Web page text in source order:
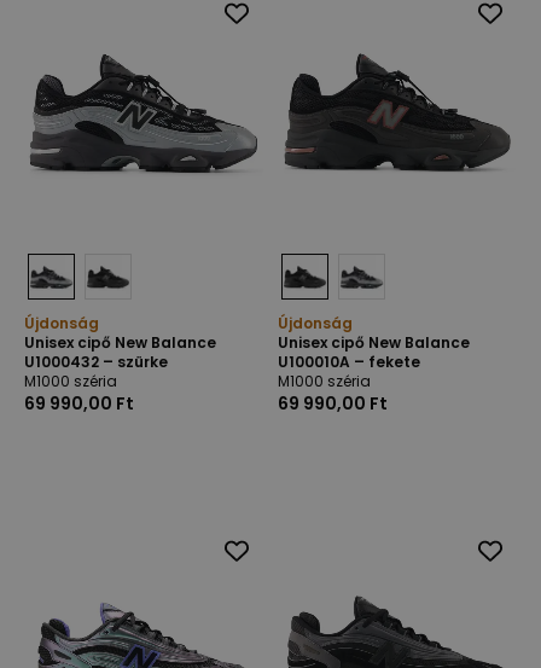
Újdonság
Unisex cipő New Balance
U1000432 – szürke
M1000 széria
69 990,00 Ft
Újdonság
Unisex cipő New Balance
U100010A – fekete
M1000 széria
69 990,00 Ft